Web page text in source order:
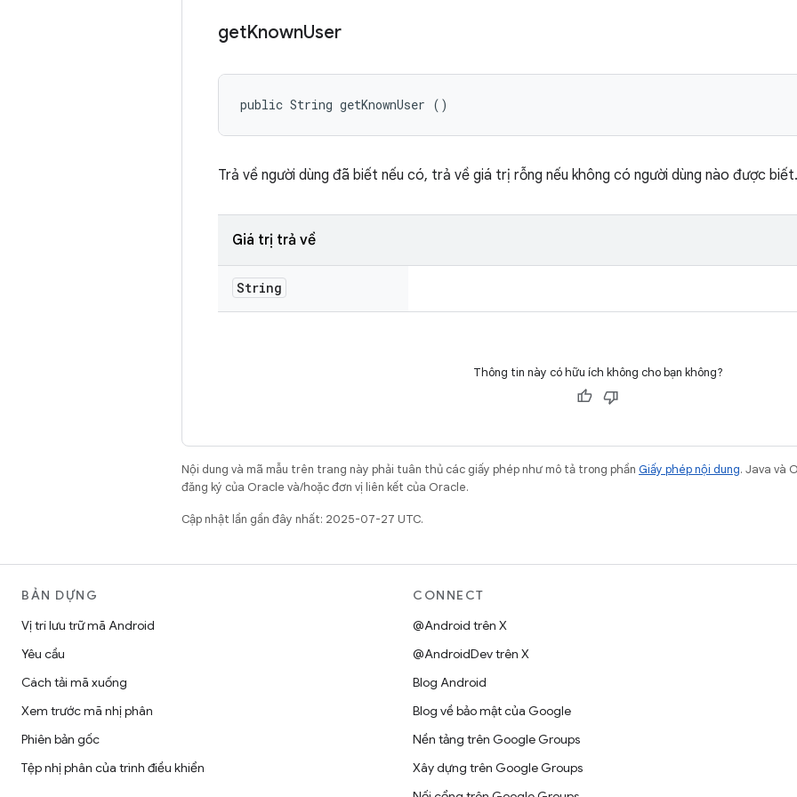
getKnownUser
public String getKnownUser ()
Trả về người dùng đã biết nếu có, trả về giá trị rỗng nếu không có người dùng nào được biết.
Giá trị trả về
String
Thông tin này có hữu ích không cho bạn không?
Nội dung và mã mẫu trên trang này phải tuân thủ các giấy phép như mô tả trong phần Giấy phép nội dung. Java và
đăng ký của Oracle và/hoặc đơn vị liên kết của Oracle.
Cập nhật lần gần đây nhất: 2025-07-27 UTC.
BẢN DỰNG
Vị trí lưu trữ mã Android
Yêu cầu
Cách tải mã xuống
Xem trước mã nhị phân
Phiên bản gốc
Tệp nhị phân của trình điều khiển
CONNECT
@Android trên X
@AndroidDev trên X
Blog Android
Blog về bảo mật của Google
Nền tảng trên Google Groups
Xây dựng trên Google Groups